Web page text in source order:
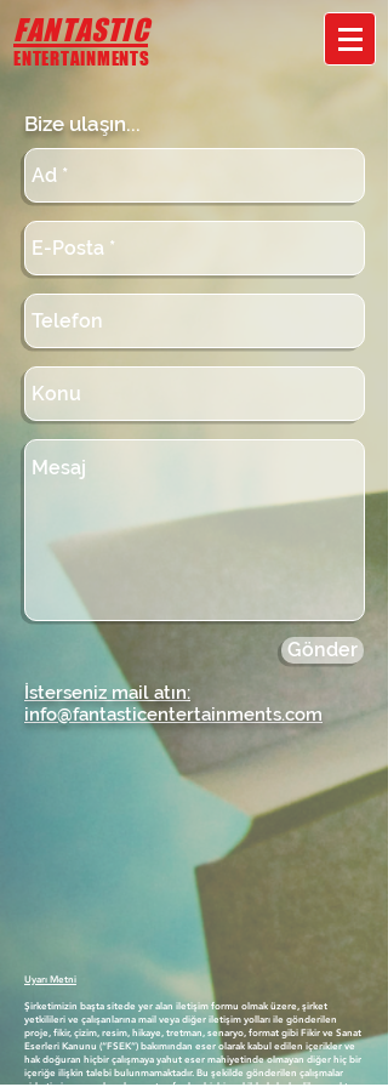
FANTASTIC
ENTERTAINMENTS
Bize ulaşın...
Gönder
İsterseniz mail atın:
info@fantasticentertainments.com
Uyarı Metni
Şirketimizin başta sitede yer alan iletişim formu olmak üzere, şirket
yetkilileri ve çalışanlarına mail veya diğer iletişim yolları ile gönderilen
proje, fikir, çizim, resim, hikaye, tretman, senaryo, format gibi Fikir ve Sanat
Eserleri Kanunu (“FSEK”) bakımından eser olarak kabul edilen içerikler ve
hak doğuran hiçbir çalışmaya yahut eser mahiyetinde olmayan diğer hiç bir
içeriğe ilişkin talebi bulunmamaktadır. Bu şekilde gönderilen çalışmalar